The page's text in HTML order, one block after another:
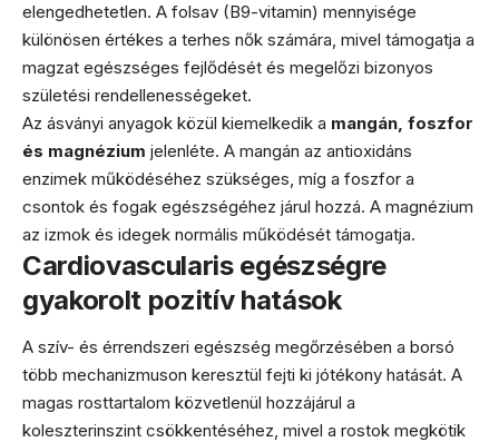
elengedhetetlen. A folsav (B9-vitamin) mennyisége
különösen értékes a terhes nők számára, mivel támogatja a
magzat egészséges fejlődését és megelőzi bizonyos
születési rendellenességeket.
Az ásványi anyagok közül kiemelkedik a mangán, foszfor
és magnézium jelenléte. A mangán az antioxidáns
enzimek működéséhez szükséges, míg a foszfor a
csontok és fogak egészségéhez járul hozzá. A magnézium
az izmok és idegek normális működését támogatja.
Cardiovascularis egészségre
gyakorolt pozitív hatások
A szív- és érrendszeri egészség megőrzésében a borsó
több mechanizmuson keresztül fejti ki jótékony hatását. A
magas rosttartalom közvetlenül hozzájárul a
koleszterinszint csökkentéséhez, mivel a rostok megkötik